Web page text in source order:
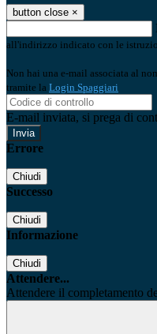
button close ×
all'indirizzo indicato con le
Non hai una e-mail associata al
tramite la Login Spaggiari
E-mail inviata, si prega di
Errore
Chiudi
Successo
Chiudi
Informazione
Chiudi
Attendere...
Attendere il completamento